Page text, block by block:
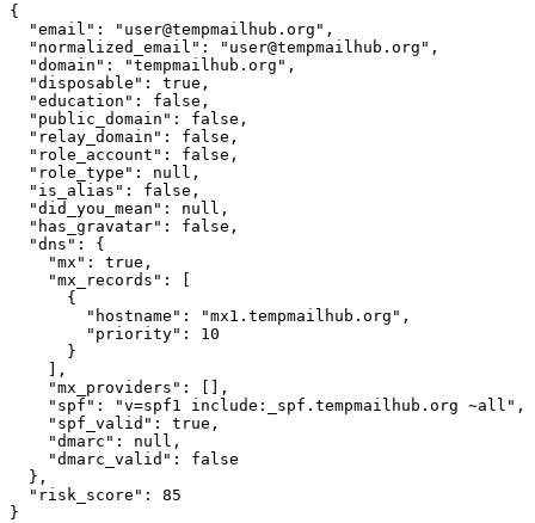
{
  "email": "user@tempmailhub.org",
  "normalized_email": "user@tempmailhub.org",
  "domain": "tempmailhub.org",
  "disposable": true,
  "education": false,
  "public_domain": false,
  "relay_domain": false,
  "role_account": false,
  "role_type": null,
  "is_alias": false,
  "did_you_mean": null,
  "has_gravatar": false,
  "dns": {
    "mx": true,
    "mx_records": [
      {
        "hostname": "mx1.tempmailhub.org",
        "priority": 10
      }
    ],
    "mx_providers": [],
    "spf": "v=spf1 include:_spf.tempmailhub.org ~all",
    "spf_valid": true,
    "dmarc": null,
    "dmarc_valid": false
  },
  "risk_score": 85
}